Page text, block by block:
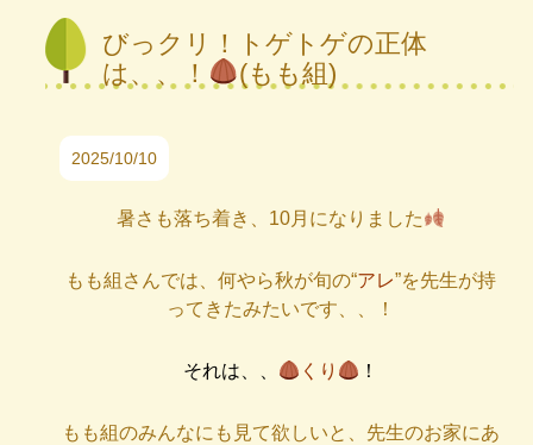
びっクリ！トゲトゲの正体
は、、！
(もも組)
2025/10/10
暑さも落ち着き、10月になりました
もも組さんでは、何やら秋が旬の“アレ”を先生が持
ってきたみたいです、、！
それは、、 くり ！
もも組のみんなにも見て欲しいと、先生のお家にあ